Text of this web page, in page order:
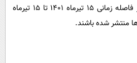
اجتماعی
حیات وحش
ارسالی به جشنواره باید در فاصله زمانی ۱۵ تیرماه ۱۴۰۱ تا ۱۵ تیرماه